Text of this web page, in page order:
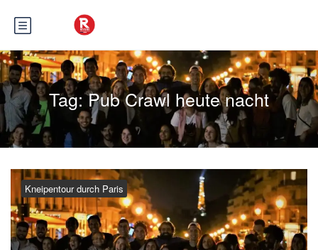
Tag:Pub Crawl heute nacht
Kneipentour durch Paris